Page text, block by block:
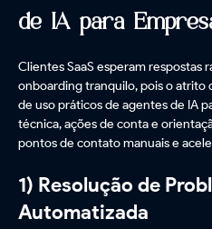
de IA para
Clientes SaaS esperam respostas
onboarding tranquilo, pois o atrito
de uso práticos de agentes de IA
técnica, ações de conta e
pontos de contato manuais e
1) Resolução de
Automatizada